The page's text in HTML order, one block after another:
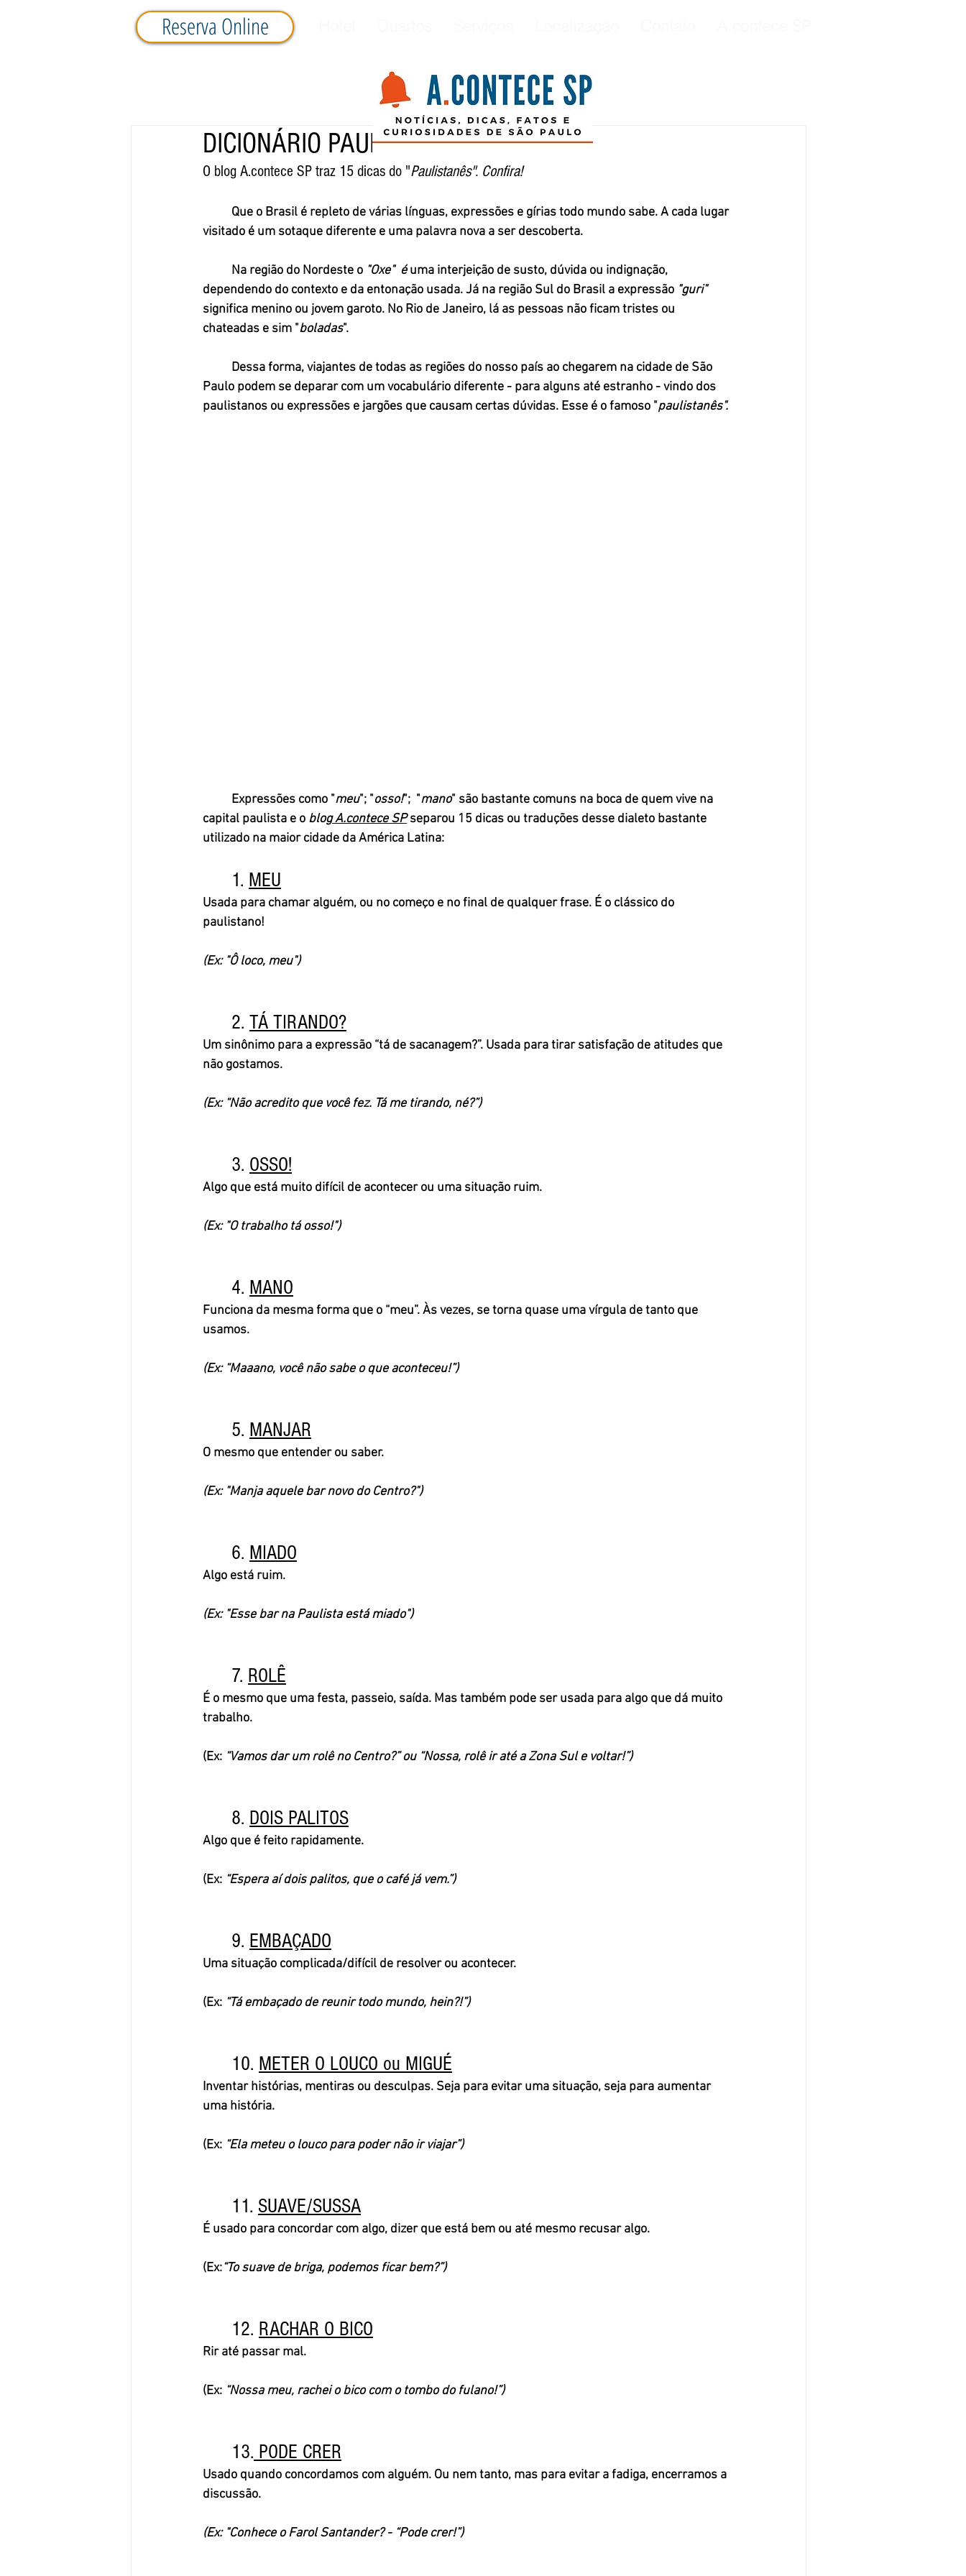
Reserva Online
DICIONÁRIO PAULISTANO
O blog A.contece SP traz 15 dicas do "Paulistanês". Confira!
visitado é um sotaque diferente e uma palavra nova a ser descoberta.
	Na região do Nordeste o
"Oxe"  é uma interjeição de susto, dúvida ou indignação,
dependendo do contexto e da entonação usada. Já na região Sul do Brasil a expressão "guri"
significa menino ou jovem garoto. No Rio de Janeiro, lá as pessoas não ficam tristes ou
chateadas e sim "boladas".
Paulo podem se deparar com um vocabulário diferente - para alguns até estranho - vindo dos
paulistanos ou expressões e jargões que causam certas dúvidas. Esse é o famoso "paulistanês".
	Expressões como "
meu"; "osso!";  "mano" são bastante comuns na boca de quem vive na
capital paulista e o blog A.contece SP separou 15 dicas ou traduções desse dialeto bastante
utilizado na maior cidade da América Latina:
	1.
MEU
Usada para chamar alguém, ou no começo e no final de qualquer frase. É o clássico do
paulistano!
(Ex: "Ô loco, meu")
	2.
TÁ TIRANDO?
Um sinônimo para a expressão “tá de sacanagem?”. Usada para tirar satisfação de atitudes que
não gostamos.
(Ex: “Não acredito que você fez. Tá me tirando, né?”)
	3.
OSSO!
Algo que está muito difícil de acontecer ou uma situação ruim.
(Ex: "O trabalho tá osso!")
	4.
MANO
Funciona da mesma forma que o “meu”. Às vezes, se torna quase uma vírgula de tanto que
usamos.
(Ex: “Maaano, você não sabe o que aconteceu!”)
	5.
MANJAR
O mesmo que entender ou saber.
(Ex: "Manja aquele bar novo do Centro?")
	6.
MIADO
Algo está ruim.
(Ex: "Esse bar na Paulista está miado")
	7.
ROLÊ
É o mesmo que uma festa, passeio, saída. Mas também pode ser usada para algo que dá muito
trabalho.
(Ex: “Vamos dar um rolê no Centro?” ou “Nossa, rolê ir até a Zona Sul e voltar!”)
	8.
DOIS PALITOS
Algo que é feito rapidamente.
(Ex: “Espera aí dois palitos, que o café já vem.”)
	9.
EMBAÇADO
Uma situação complicada/difícil de resolver ou acontecer.
(Ex: “Tá embaçado de reunir todo mundo, hein?!”)
	10.
METER O LOUCO ou MIGUÉ
Inventar histórias, mentiras ou desculpas. Seja para evitar uma situação, seja para aumentar
uma história.
(Ex: “Ela meteu o louco para poder não ir viajar”)
	11.
SUAVE/SUSSA
É usado para concordar com algo, dizer que está bem ou até mesmo recusar algo.
(Ex:“To suave de briga, podemos ficar bem?”)
	12.
RACHAR O BICO
Rir até passar mal.
(Ex: “Nossa meu, rachei o bico com o tombo do fulano!”)
	13.
PODE CRER
Usado quando concordamos com alguém. Ou nem tanto, mas para evitar a fadiga, encerramos a
discussão.
(Ex: "Conhece o Farol Santander? - “Pode crer!”)